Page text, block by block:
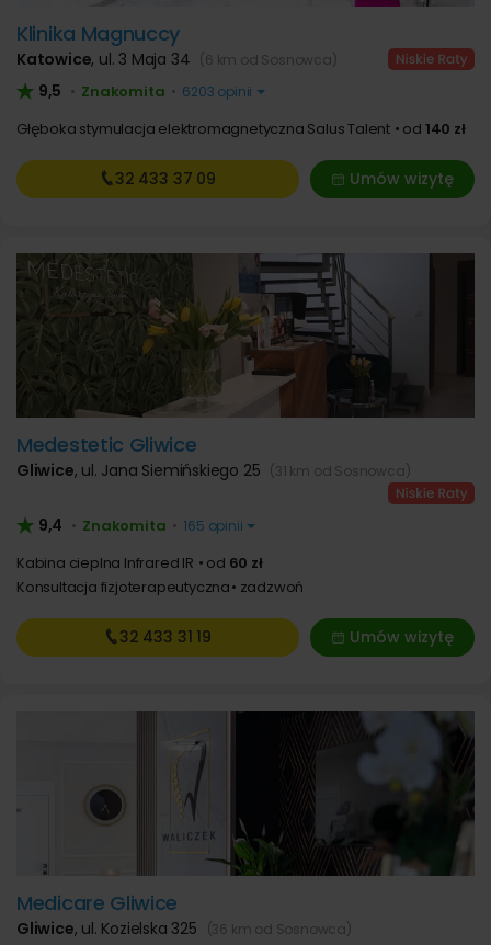
Klinika Magnuccy
Katowice, ul. 3 Maja 34 (6 km od Sosnowca)
9,5 • Znakomita • 6203 opinii
Głęboka stymulacja elektromagnetyczna Salus Talent od 140 zł
Umów wizytę
32 433 37 09
Medestetic Gliwice
Gliwice, ul. Jana Siemińskiego 25 (31 km od Sosnowca)
9,4 • Znakomita • 165 opinii
Kabina cieplna Infrared IR od 60 zł
Konsultacja fizjoterapeutyczna zadzwoń
Umów wizytę
32 433 31 19
Medicare Gliwice
Gliwice, ul. Kozielska 325 (36 km od Sosnowca)